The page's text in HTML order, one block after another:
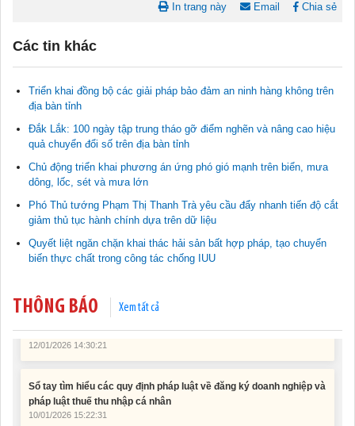
In trang này Email Chia sẻ
Các tin khác
Triển khai đồng bộ các giải pháp bảo đảm an ninh hàng không trên
địa bàn tỉnh
Đắk Lắk: 100 ngày tập trung tháo gỡ điểm nghẽn và nâng cao hiệu
quả chuyển đổi số trên địa bàn tỉnh
Chủ động triển khai phương án ứng phó gió mạnh trên biển, mưa
dông, lốc, sét và mưa lớn
Phó Thủ tướng Phạm Thị Thanh Trà yêu cầu đẩy nhanh tiến độ cắt
giảm thủ tục hành chính dựa trên dữ liệu
Quyết liệt ngăn chặn khai thác hải sản bất hợp pháp, tạo chuyển
biến thực chất trong công tác chống IUU
THÔNG BÁO Xem tất cả
Tài liệu phục vụ tiêu chí tiếp cận pháp luật trong đánh giá Nông
thôn mới
11/02/2026 08:45:12
Tài liệu Hội nghị công chức, viên chức và người lao động năm
15/01/2026 15:29:29
12/01/2026 14:30:21
Sổ tay tìm hiểu các quy định pháp luật về đăng ký doanh nghiệp và
pháp luật thuế thu nhập cá nhân
Đắk Lắk: Quyết tâm thực hiện hiệu quả Kế hoạch phòng, chống